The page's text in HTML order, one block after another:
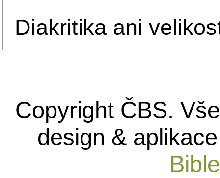
Diakritika ani
Copyright ČBS.
design &